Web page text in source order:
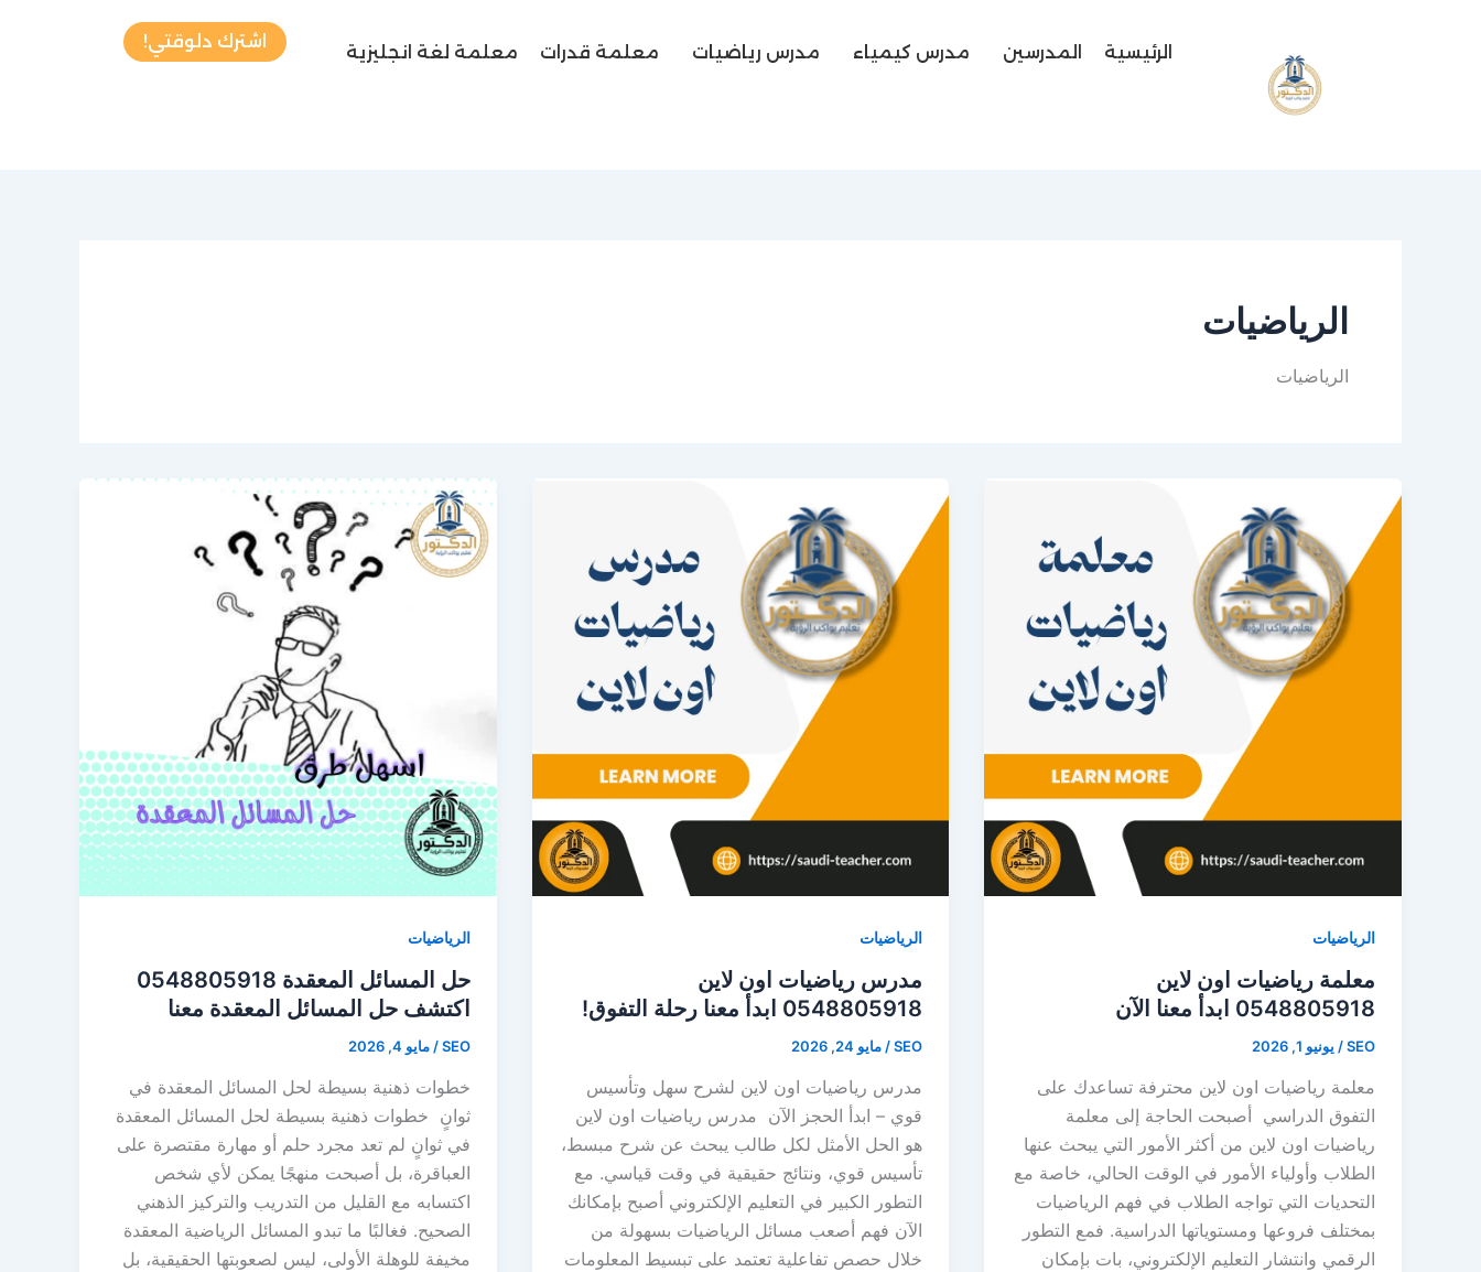
الرئيسية المدرسين مدرس كيمياء مدرس رياضيات معلمة قدرات معلمة لغة انجليزية
اشترك دلوقتي!
الرياضيات
الرياضيات
الرياضيات
معلمة رياضيات اون لاين
0548805918 ابدأ معنا الآن
SEO
/ يونيو 1, 2026
معلمة رياضيات اون لاين محترفة تساعدك على
التفوق الدراسي أصبحت الحاجة إلى معلمة
رياضيات اون لاين من أكثر الأمور التي يبحث عنها
الطلاب وأولياء الأمور في الوقت الحالي، خاصة مع
التحديات التي تواجه الطلاب في فهم الرياضيات
بمختلف فروعها ومستوياتها الدراسية. فمع التطور
الرقمي وانتشار التعليم الإلكتروني، بات بإمكان
الرياضيات
مدرس رياضيات اون لاين
0548805918 ابدأ معنا رحلة التفوق!
SEO
/ مايو 24, 2026
مدرس رياضيات اون لاين لشرح سهل وتأسيس
قوي – ابدأ الحجز الآن مدرس رياضيات اون لاين
هو الحل الأمثل لكل طالب يبحث عن شرح مبسط،
تأسيس قوي، ونتائج حقيقية في وقت قياسي. مع
التطور الكبير في التعليم الإلكتروني أصبح بإمكانك
الآن فهم أصعب مسائل الرياضيات بسهولة من
خلال حصص تفاعلية تعتمد على تبسيط المعلومات
الرياضيات
حل المسائل المعقدة 0548805918
اكتشف حل المسائل المعقدة معنا
SEO
/مايو 4, 2026
خطوات ذهنية بسيطة لحل المسائل المعقدة في
ثوانٍ خطوات ذهنية بسيطة لحل المسائل المعقدة
في ثوانٍ لم تعد مجرد حلم أو مهارة مقتصرة على
العباقرة، بل أصبحت منهجًا يمكن لأي شخص
اكتسابه مع القليل من التدريب والتركيز الذهني
الصحيح. فغالبًا ما تبدو المسائل الرياضية المعقدة
مخيفة للوهلة الأولى، ليس لصعوبتها الحقيقية، بل